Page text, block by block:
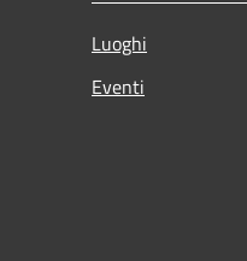
Luoghi
Eventi